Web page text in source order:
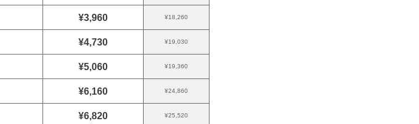
¥3,960 ¥18,260
¥4,730 ¥19,030
¥5,060 ¥19,360
¥6,160 ¥24,860
¥6,820 ¥25,520